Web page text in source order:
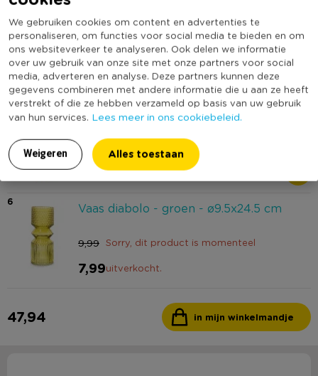
We gebruiken cookies om content en advertenties te
personaliseren, om functies voor social media te bieden en om
ons websiteverkeer te analyseren. Ook delen we informatie
over uw gebruik van onze site met onze partners voor social
media, adverteren en analyse. Deze partners kunnen deze
gegevens combineren met andere informatie die u aan ze heeft
verstrekt of die ze hebben verzameld op basis van uw gebruik
van hun services. Lees meer in ons cookiebeleid.
Weigeren Alles toestaan
4
groen -ø9x17 cm
5,99 Sorry, dit product is momenteel
uitverkocht.
5 Zonnespiegel bamboe - ⌀29 cm
6 Vaas diabolo - groen - ø9.5x24.5 cm
9,99
7,99
Sorry, dit product is momenteel
uitverkocht.
47,94 in mijn winkelmandje